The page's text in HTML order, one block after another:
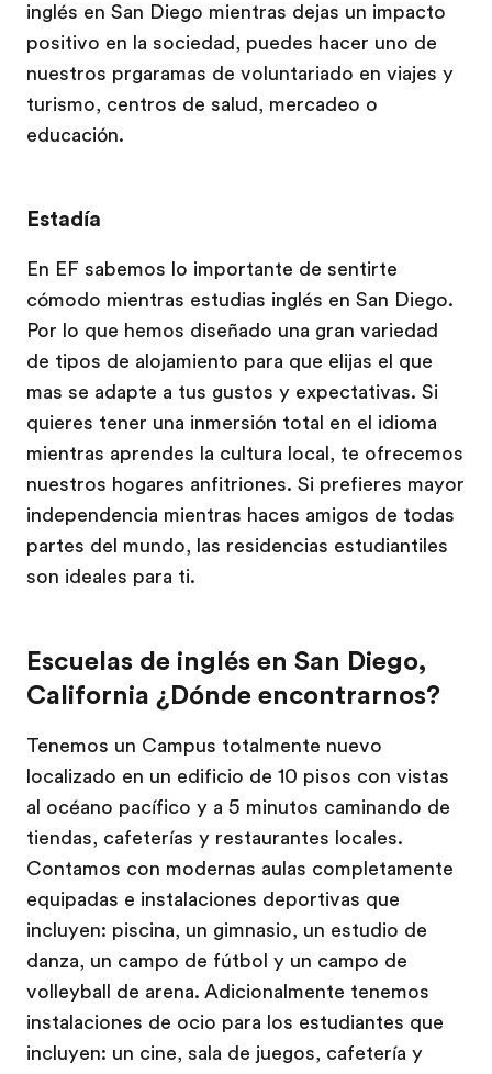
inglés en San Diego mientras dejas un impacto
positivo en la sociedad, puedes hacer uno de
nuestros prgaramas de voluntariado en viajes y
turismo, centros de salud, mercadeo o
educación.
Estadía
En EF sabemos lo importante de sentirte
cómodo mientras estudias inglés en San Diego.
Por lo que hemos diseñado una gran variedad
de tipos de alojamiento para que elijas el que
mas se adapte a tus gustos y expectativas. Si
quieres tener una inmersión total en el idioma
mientras aprendes la cultura local, te ofrecemos
nuestros hogares anfitriones. Si prefieres mayor
independencia mientras haces amigos de todas
partes del mundo, las residencias estudiantiles
son ideales para ti.
Escuelas de inglés en San Diego,
California ¿Dónde encontrarnos?
Tenemos un Campus totalmente nuevo
localizado en un edificio de 10 pisos con vistas
al océano pacífico y a 5 minutos caminando de
tiendas, cafeterías y restaurantes locales.
Contamos con modernas aulas completamente
equipadas e instalaciones deportivas que
incluyen: piscina, un gimnasio, un estudio de
danza, un campo de fútbol y un campo de
volleyball de arena. Adicionalmente tenemos
instalaciones de ocio para los estudiantes que
incluyen: un cine, sala de juegos, cafetería y